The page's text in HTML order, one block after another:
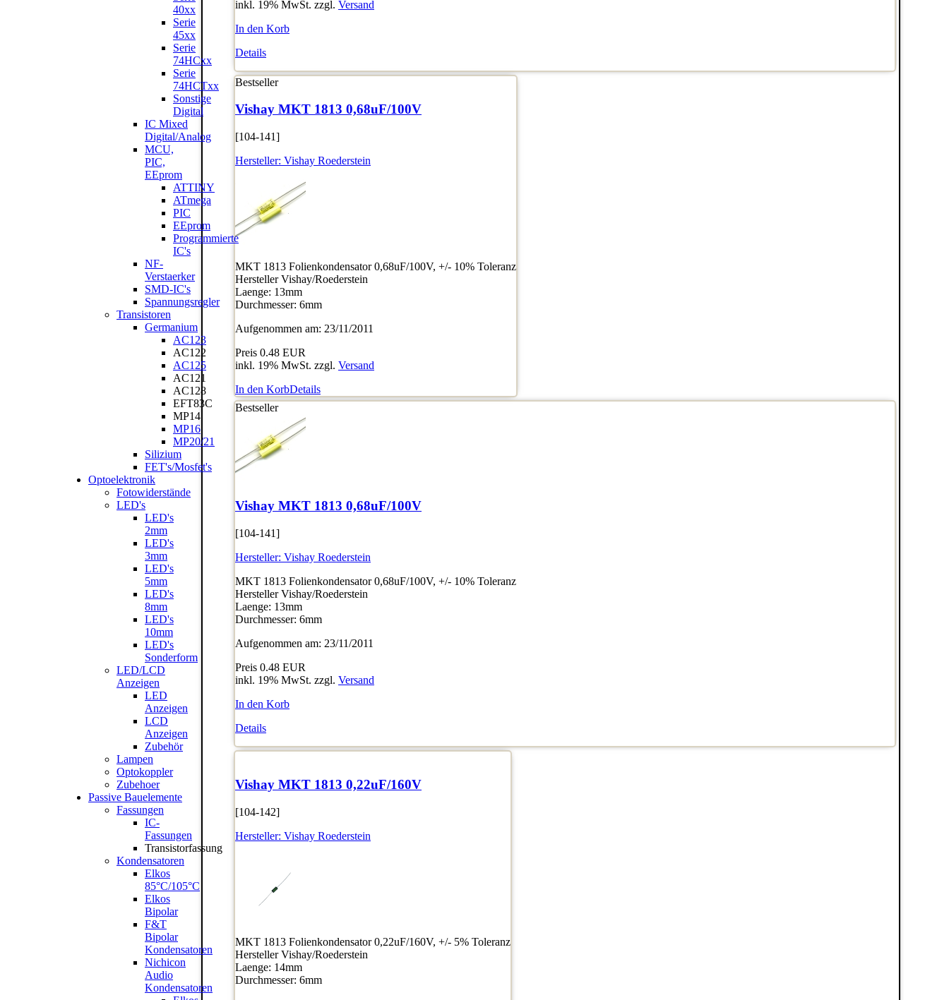
inkl. 19% MwSt. zzgl. Versand
In den Korb
Details
Bestseller
Vishay MKT 1813 0,68uF/100V
[104-141]
Hersteller: Vishay Roederstein
MKT 1813 Folienkondensator 0,68uF/100V, +/- 10% Toleranz
Hersteller Vishay/Roederstein
Laenge: 13mm
Durchmesser: 6mm
Aufgenommen am: 23/11/2011
Preis 0.48 EUR
inkl. 19% MwSt. zzgl. Versand
In den KorbDetails
Bestseller
Vishay MKT 1813 0,68uF/100V
[104-141]
Hersteller: Vishay Roederstein
MKT 1813 Folienkondensator 0,68uF/100V, +/- 10% Toleranz
Hersteller Vishay/Roederstein
Laenge: 13mm
Durchmesser: 6mm
Aufgenommen am: 23/11/2011
Preis 0.48 EUR
inkl. 19% MwSt. zzgl. Versand
In den Korb
Details
Vishay MKT 1813 0,22uF/160V
[104-142]
Hersteller: Vishay Roederstein
MKT 1813 Folienkondensator 0,22uF/160V, +/- 5% Toleranz
Hersteller Vishay/Roederstein
Laenge: 14mm
Durchmesser: 6mm
40xx
Serie
45xx
Serie
74HCxx
Serie
74HCTxx
Sonstige
Digital
IC Mixed
Digital/Analog
MCU,
PIC,
EEprom
ATTINY
ATmega
PIC
EEprom
Programmierte
IC's
NF-
Verstaerker
SMD-IC's
Spannungsregler
Transistoren
Germanium
AC123
AC122
AC125
AC121
AC128
EFT83C
MP14
MP16
MP20/21
Silizium
FET's/Mosfet's
Optoelektronik
Fotowiderstände
LED's
LED's
2mm
LED's
3mm
LED's
5mm
LED's
8mm
LED's
10mm
LED's
Sonderform
LED/LCD
Anzeigen
LED
Anzeigen
LCD
Anzeigen
Zubehör
Lampen
Optokoppler
Zubehoer
Passive Bauelemente
Fassungen
IC-
Fassungen
Transistorfassung
Kondensatoren
Elkos
85°C/105°C
Elkos
Bipolar
F&T
Bipolar
Kondensatoren
Nichicon
Audio
Kondensatoren